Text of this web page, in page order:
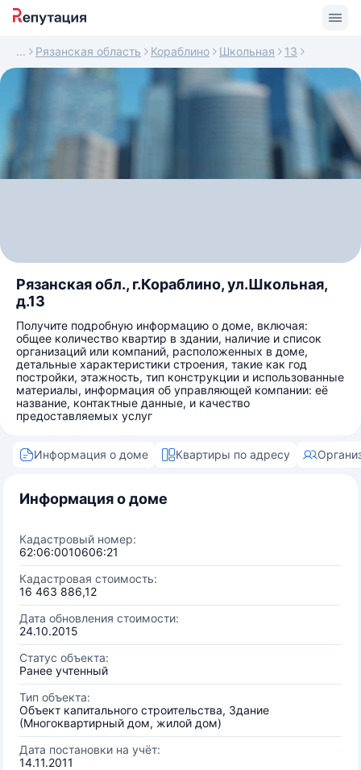
Рязанская область Кораблино Школьная 13
Рязанская обл., г.Кораблино, ул.Школьная,
д.13
Получите подробную информацию о доме, включая:
общее количество квартир в здании, наличие и список
организаций или компаний, расположенных в доме,
детальные характеристики строения, такие как год
постройки, этажность, тип конструкции и использованные
материалы, информация об управляющей компании: её
название, контактные данные, и качество
предоставляемых услуг
Информация о доме Квартиры по адресу
Информация о доме
Кадастровый номер:
62:06:0010606:21
Кадастровая стоимость:
16 463 886,12
Дата обновления стоимости:
24.10.2015
Статус объекта:
Ранее учтенный
Тип объекта:
Объект капитального строительства, Здание
(Многоквартирный дом, жилой дом)
Дата постановки на учёт:
14.11.2011